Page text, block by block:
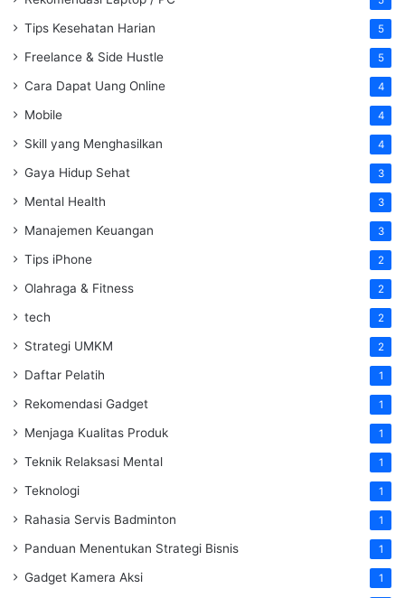
Tips Kesehatan Harian 5
Freelance & Side Hustle 5
Cara Dapat Uang Online 4
Mobile 4
Skill yang Menghasilkan 4
Gaya Hidup Sehat 3
Mental Health 3
Manajemen Keuangan 3
Tips iPhone 2
Olahraga & Fitness 2
tech 2
Strategi UMKM 2
Daftar Pelatih 1
Rekomendasi Gadget 1
Menjaga Kualitas Produk 1
Teknik Relaksasi Mental 1
Teknologi 1
Rahasia Servis Badminton 1
Panduan Menentukan Strategi Bisnis 1
Gadget Kamera Aksi 1